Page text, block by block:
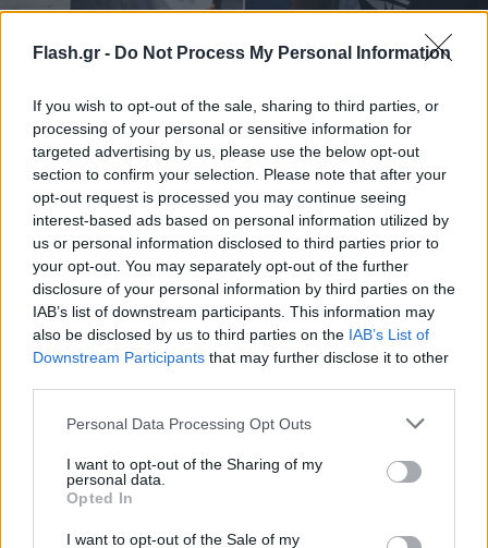
Flash.gr - Do Not Process My Personal Information
If you wish to opt-out of the sale, sharing to third parties, or
processing of your personal or sensitive information for
targeted advertising by us, please use the below opt-out
section to confirm your selection. Please note that after your
opt-out request is processed you may continue seeing
interest-based ads based on personal information utilized by
us or personal information disclosed to third parties prior to
your opt-out. You may separately opt-out of the further
disclosure of your personal information by third parties on the
IAB’s list of downstream participants. This information may
also be disclosed by us to third parties on the IAB’s List of
Downstream Participants that may further disclose it to other
Please note that this website/app uses one or more Google
not limited to your visit or usage behaviour. You may click to
grant or deny consent to Google and its third-party tags to
use your data for below specified purposes in below Google
consent section.
Personal Data Processing Opt Outs
I want to opt-out of the Sharing of my
personal data.
Opted In
I want to opt-out of the Sale of my
Ναύπλιο: Προφυλακιστέοι οι δύο Ινδοί για τη
δολοφονία του ψυχολόγου
06.08.2026